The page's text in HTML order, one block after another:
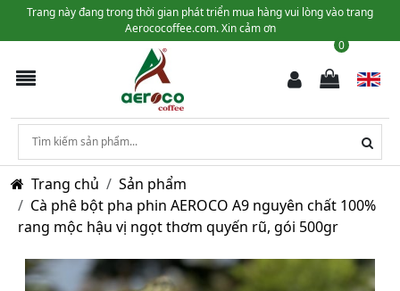
Trang này đang trong thời gian phát triển mua hàng vui lòng vào trang
Aerococoffee.com. Xin cảm ơn
0
Trang chủ
Sản phẩm
Cà phê bột pha phin AEROCO A9 nguyên chất 100%
rang mộc hậu vị ngọt thơm quyến rũ, gói 500gr